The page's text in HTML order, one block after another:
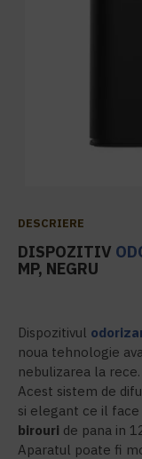
DESCRIERE
DISPOZITIV
MP, NEGRU
Dispozitivul
noua tehnologie
nebulizarea la rece.
Acest sistem de
si elegant ce il
birouri de pana in
Aparatul poate fi